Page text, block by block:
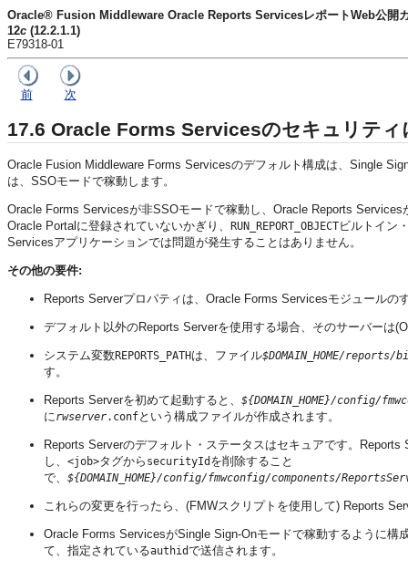
Oracle® Fusion Middleware Oracle Reports ServicesレポートWeb公開
12c (12.2.1.1)
E79318-01
前 次
17.6 Oracle Forms Servicesのセキュリティ
Oracle Fusion Middleware Forms Servicesのデフォルト構成は、Single
は、SSOモードで稼動します。
Oracle Forms Servicesが非SSOモードで稼動し、Oracle Reports
Oracle Portalに登録されていないかぎり、 RUN_REPORT_OBJECTビルトイン
Servicesアプリケーションでは問題が発生することはありません。
その他の要件:
Reports Serverプロパティは、Oracle Forms Servicesモジュール
デフォルト以外のReports Serverを使用する場合、そのサーバーは
システム変数REPORTS_PATHは、ファイル$DOMAIN_HOME/
す。
Reports Serverを初めて起動すると、 ${DOMAIN_HOME}/config/
に rwserver.confという構成ファイルが作成されます。
Reports Serverのデフォルト・ステータスはセキュアです。
し、 <job>タグから securityId を削除すること
で、 ${DOMAIN_HOME}/config/fmwconfig/components/
これらの変更を行ったら、(FMWスクリプトを使用して) Reports
Oracle Forms ServicesがSingle Sign-Onモードで稼動するように
て、指定されているauthidで送信されます。